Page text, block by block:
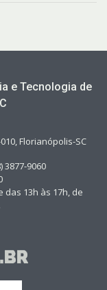
e Tecnologia de
Florianópolis-SC
3877-9060
das 13h às 17h, de